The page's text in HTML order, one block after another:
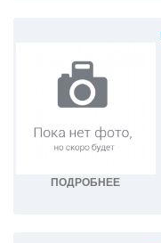
ПОДРОБНЕЕ